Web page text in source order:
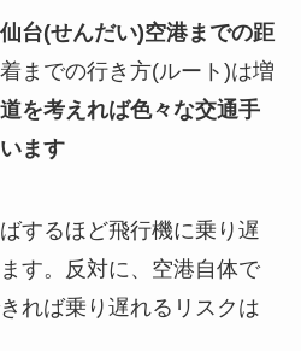
仙台(せんだい)空港までの距
までの行き方(ルート)は増
を考えれば色々な交通手
ます
するほど飛行機に乗り遅
す。反対に、空港自体で
れば乗り遅れるリスクは